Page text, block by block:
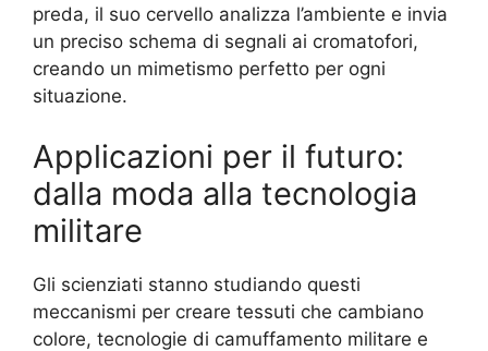
preda, il suo cervello analizza l’ambiente e invia
un preciso schema di segnali ai cromatofori,
creando un mimetismo perfetto per ogni
situazione.
Applicazioni per il futuro:
dalla moda alla tecnologia
militare
Gli scienziati stanno studiando questi
meccanismi per creare tessuti che cambiano
colore, tecnologie di camuffamento militare e